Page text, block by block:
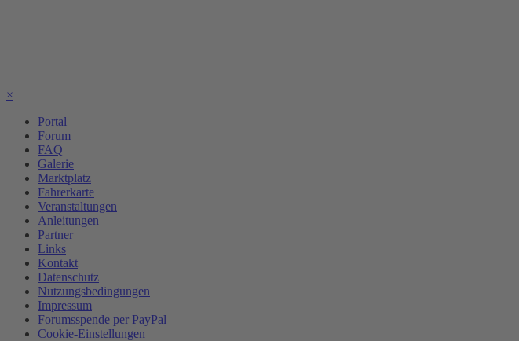
×
Portal
Forum
FAQ
Galerie
Marktplatz
Fahrerkarte
Veranstaltungen
Anleitungen
Partner
Links
Kontakt
Datenschutz
Nutzungsbedingungen
Impressum
Forumsspende per PayPal
Cookie-Einstellungen